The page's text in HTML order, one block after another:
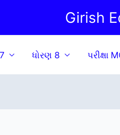
Girish
ધોરણ 8 પરીક્ષા